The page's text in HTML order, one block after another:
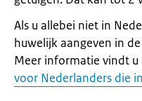
Als u allebei niet in
huwelijk aangeven in
Meer informatie vindt u
voor Nederlanders die